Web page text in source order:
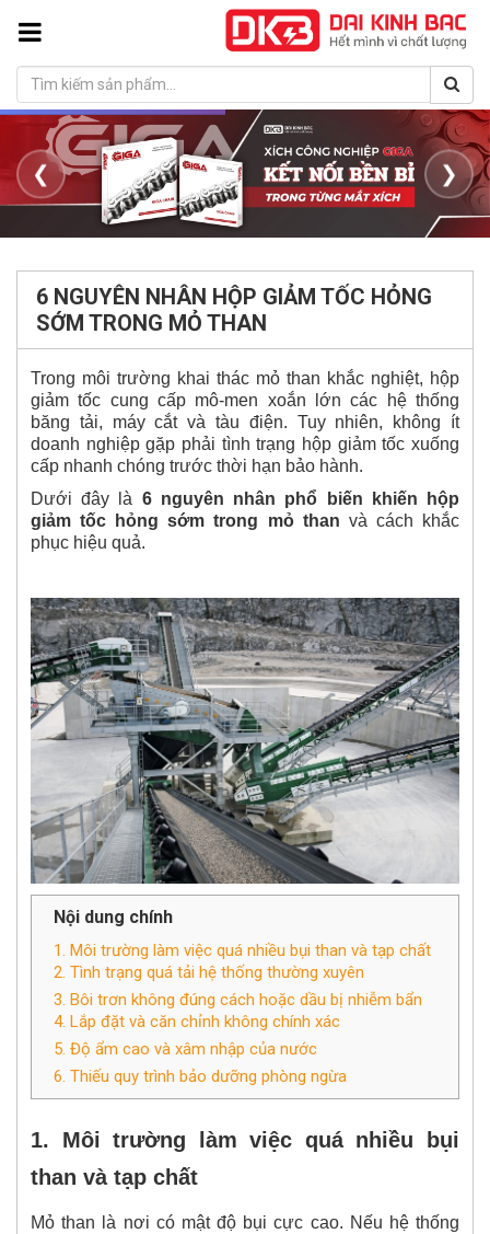
❮ ❯
6 NGUYÊN NHÂN HỘP GIẢM TỐC HỎNG
SỚM TRONG MỎ THAN
Trong môi trường khai thác mỏ than khắc nghiệt, hộp
giảm tốc cung cấp mô-men xoắn lớn các hệ thống
băng tải, máy cắt và tàu điện. Tuy nhiên, không ít
doanh nghiệp gặp phải tình trạng hộp giảm tốc xuống
cấp nhanh chóng trước thời hạn bảo hành.
Dưới đây là 6 nguyên nhân phổ biến khiến hộp
giảm tốc hỏng sớm trong mỏ than và cách khắc
phục hiệu quả.
Nội dung chính
1. Môi trường làm việc quá nhiều bụi than và tạp chất
2. Tình trạng quá tải hệ thống thường xuyên
3. Bôi trơn không đúng cách hoặc dầu bị nhiễm bẩn
4. Lắp đặt và căn chỉnh không chính xác
5. Độ ẩm cao và xâm nhập của nước
6. Thiếu quy trình bảo dưỡng phòng ngừa
1. Môi trường làm việc quá nhiều bụi
than và tạp chất
Mỏ than là nơi có mật độ bụi cực cao. Nếu hệ thống